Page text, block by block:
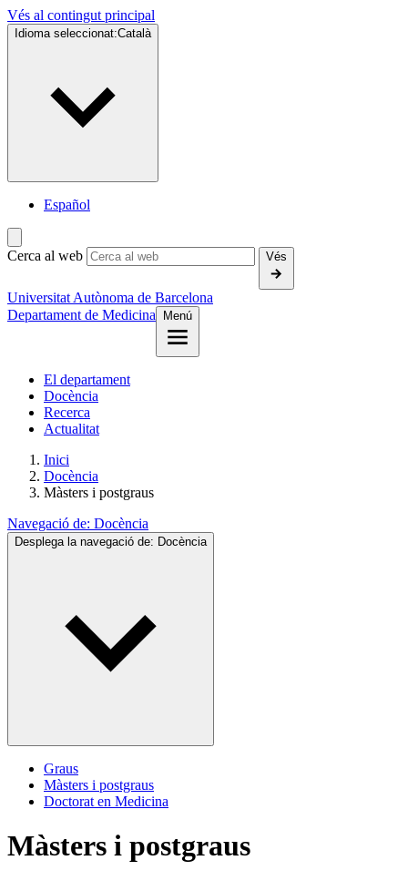
Vés al contingut principal
Idioma seleccionat:Català
Español
Cerca al web Vés
Universitat Autònoma de Barcelona
Departament de Medicina
Menú
El departament
Docència
Recerca
Actualitat
Inici
Docència
Màsters i postgraus
Navegació de: Docència
Desplega la navegació de: Docència
Graus
Màsters i postgraus
Doctorat en Medicina
Màsters i postgraus